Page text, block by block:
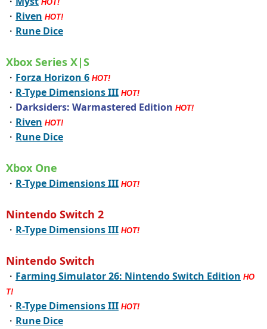
HOT!
・ Riven HOT!
・ Rune Dice
Xbox Series X|S
・ Forza Horizon 6 HOT!
・ R-Type Dimensions III HOT!
・ Darksiders: Warmastered Edition HOT!
・ Riven HOT!
・ Rune Dice
Xbox One
・ R-Type Dimensions III HOT!
Nintendo Switch 2
・ R-Type Dimensions III HOT!
Nintendo Switch
・ Farming Simulator 26: Nintendo Switch Edition HO
T!
・ R-Type Dimensions III HOT!
・ Rune Dice